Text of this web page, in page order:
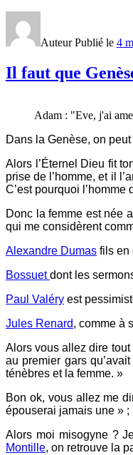
AuteurPublié le 4
Il faut que
Adam : "Eve, j'ai
Dans la Genèse, on peut
Alors l’Éternel Dieu fit
prise de l’homme, et il
C’est pourquoi
Donc la femme est née
qui me considèrent
Alexandre Dumas fils en
Bossuetdont les
Paul Valéry est
Jules Renard, comme à
Alors vous allez dire
au premier gars
ténèbres et la femme. »
Bon ok, vous allez me
épouserai jamais une » ;
Alors moi misogyne ?
Montille, on retrouve la